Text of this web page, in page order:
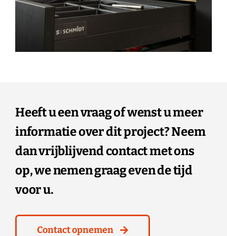
Heeft u een vraag of wenst u meer
informatie over dit project? Neem
dan vrijblijvend contact met ons
op, we nemen graag even de tijd
voor u.
Contact opnemen